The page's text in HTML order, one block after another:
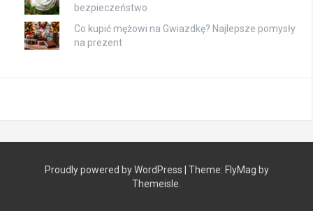
bezpieczeństwo
Co kupić mężowi na Gwiazdkę? Najlepsze pomysły
na prezent
Proudly powered by WordPress Theme: FlyMag by
Themeisle.